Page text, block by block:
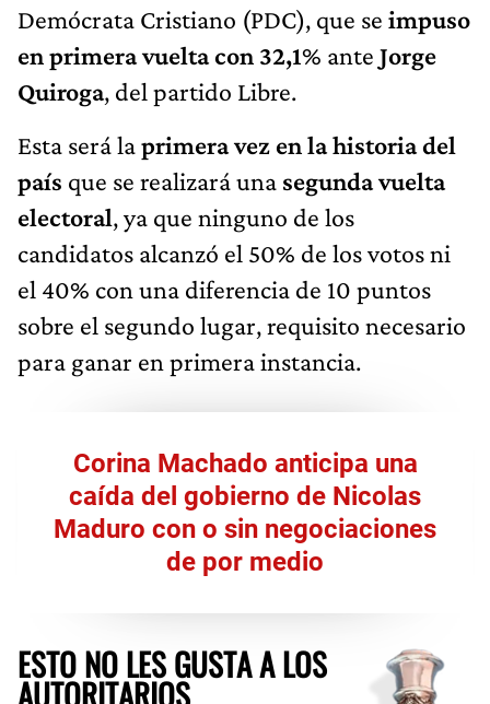
Demócrata Cristiano (PDC), que se impuso
en primera vuelta con 32,1% ante Jorge
Quiroga, del partido Libre.
Esta será laprimera vez en la historia del
país que se realizará una segunda vuelta
electoral, ya que ninguno de los
candidatos alcanzó el 50% de los votos ni
el 40% con una diferencia de 10 puntos
sobre el segundo lugar, requisito necesario
para ganar en primera instancia.
Corina Machado anticipa una
caída del gobierno de Nicolas
Maduro con o sin negociaciones
de por medio
ESTO NO LES GUSTA A LOS
AUTORITARIOS